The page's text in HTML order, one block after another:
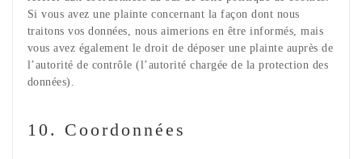
Si vous avez une plainte concernant la façon dont nous
traitons vos données, nous aimerions en être informés, mais
vous avez également le droit de déposer une plainte auprès de
l’autorité de contrôle (l’autorité chargée de la protection des
données).
10. Coordonnées